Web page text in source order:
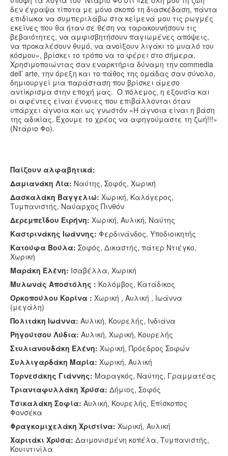
δεν έγραψα τίποτα με μόνο σκοπό τη διασκέδαση, πάντα
επιδίωκα να συμπεριλάβω στα κείμενά μου τις ρωγμές
εκείνες που θα ήταν σε θέση να ταρακουνήσουν τις
βεβαιότητες, να αμφισβητήσουν παγιωμένες απόψεις,
να προκαλέσουν θυμό, να ανοίξουν λιγάκι το μυαλό του
κόσμου», βρίσκει το τρόπο να το φέρει στο σήμερα.
Χρησιμοποιώντας σαν εναρκτήρια δύναμη την commedia
dell’ arte, την όρεξη και το πάθος της ομάδας σαν σύνολο,
δημιουργεί μια παράσταση που βρίσκει άμεσο
αντίκρισμα στην εποχή μας. Ο πόλεμος, η εξουσία και
οι αφέντες είναι έννοιες που επιβάλλονται όταν
υπάρχει άγνοια και ως γνωστόν «Η άγνοια είναι η βάση
της αδικίας. Έχουμε το χρέος να αφηγούμαστε τη ζωή!!!»
(Ντάριο Φο).
Παίζουν αλφαβητικά:
Δαμιανάκη Λία: Ναύτης, Σοφός, Χωρική
Δασκαλάκη Βαγγελιώ: Χωρική, Καλόγερος,
Τυμπανιστής, Ναύαρχος Πινθόν
Δερεμπεΐδου Ειρήνη: Χωρική, Αυλική, Ναύτης
Καστρινάκης Ιωάννης: Φερδινάνδος, Υποδιοικητής
Κατούφα Βούλα: Σοφός, Δικαστής, πάτερ Ντιέγκο,
Χωρική
Μαράκη Ελένη: Ισαβέλλα, Χωρική
Μυλωνάς Αποστόλης : Κολόμβος, Κατάδικος
Ορκοπούλου Κορίνα : Χωρική , Αυλική , Ιωάννα
(μεγάλη)
Πολιτάκη Ιωάννα: Αυλική, Κουρελής, Ινδιάνα
Ρηγούτσου Λύδια: Αυλική, Χωρική, Κουρελής
Στυλιανουδάκη Ελένη: Χωρική, Πρόεδρος Σοφών
Συλλιγαρδάκη Μαρία: Χωρική, Αυλική
Τορνεσάκης Γιάννης: Μαραγκός, Ναύτης, Γραμματέας
Τριανταφυλλάκη Χρύσα: Δήμιος, Σοφός
Τσικαλάκη Σοφία: Αυλική, Κουρελής, Επίσκοπος
Φονσέκα
Φραγκομιχελάκη Χριστίνα: Χωρική, Αυλική
Χαριτάκι Χρύσα: Δαιμονισμένη κοπέλα, Τυμπανιστής,
Κουιντινίλα